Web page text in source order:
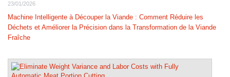
23/01/2026
Machine Intelligente à Découper la Viande : Comment Réduire les
Déchets et Améliorer la Précision dans la Transformation de la Viande
Fraîche